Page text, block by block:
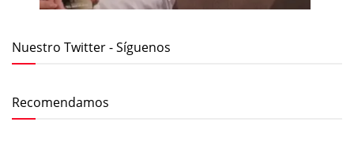
Nuestro Twitter - Síguenos
Recomendamos